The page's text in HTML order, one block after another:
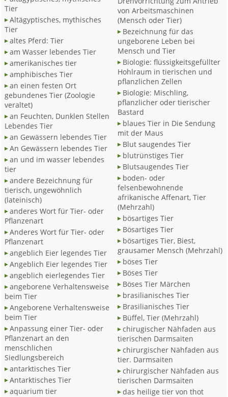
Tier
Altägyptisches, mythisches
Tier
altes Pferd: Tier
am Wasser lebendes Tier
amerikanisches tier
amphibisches Tier
an einen festen Ort
gebundenes Tier (Zoologie
veraltet)
an Feuchten, Dunklen Stellen
Lebendes Tier
an Gewässern lebendes Tier
An Gewässern lebendes Tier
an und im wasser lebendes
tier
andere Bezeichnung für
tierisch, ungewöhnlich
(lateinisch)
anderes Wort für Tier- oder
Pflanzenart
Anderes Wort für Tier- oder
Pflanzenart
angeblich Eier legendes Tier
Angeblich Eier legendes Tier
angeblich eierlegendes Tier
angeborene Verhaltensweise
beim Tier
Angeborene Verhaltensweise
beim Tier
Anpassung einer Tier- oder
Pflanzenart an den
menschlichen
Siedlungsbereich
antarktisches Tier
Antarktisches Tier
aquarium tier
von Arbeitsmaschinen
(Mensch oder Tier)
Bezeichnung für das
ungeborene Leben bei
Mensch und Tier
Biologie: flüssigkeitsgefüllter
Hohlraum in tierischen und
pflanzlichen Zellen
Biologie: Mischling,
pflanzlicher oder tierischer
Bastard
blaues Tier in Die Sendung
mit der Maus
Blut saugendes Tier
blutrünstiges Tier
Blutsaugendes Tier
boden- oder
felsenbewohnende
afrikanische Affenart, Tier
(Mehrzahl)
bösartiges Tier
Bösartiges Tier
bösartiges Tier, Biest,
grausamer Mensch (Mehrzahl)
böses Tier
Böses Tier
Böses Tier Märchen
brasilianisches Tier
Brasilianisches Tier
Büffel, Tier (Mehrzahl)
chirugischer Nähfaden aus
tierischen Darmsaiten
chirurgischer Nähfaden aus
tier. Darmsaiten
chirurgischer Nähfaden aus
tierischen Darmsaiten
das heilige tier von thot